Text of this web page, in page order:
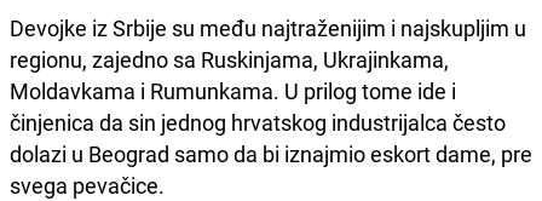
Devojke iz Srbije su među najtraženijim i najskupljim u
regionu, zajedno sa Ruskinjama, Ukrajinkama,
Moldavkama i Rumunkama. U prilog tome ide i
činjenica da sin jednog hrvatskog industrijalca često
dolazi u Beograd samo da bi iznajmio eskort dame, pre
svega pevačice.